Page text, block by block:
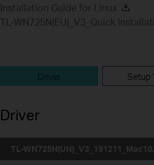
Installation Guide for Linux
TL-WN725N(EU)_V3_Quick
Driver Setup
Driver
TL-